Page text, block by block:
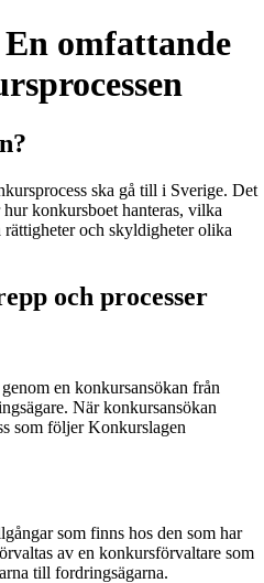
omfattande
ska gå till i Sverige. Det
konkursboet hanteras, vilka
och skyldigheter olika
och processer
en konkursansökan från
När konkursansökan
som följer Konkurslagen
som finns hos den som har
av en konkursförvaltare som
till fordringsägarna.